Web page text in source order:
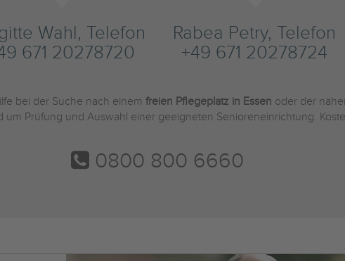
Wahl, Telefon
671 20278720
Rabea Petry, Telefon
+49 671 20278724
bei der Suche nach einem freien Pflegeplatz in Essen oder der
um Prüfung und Auswahl einer geeigneten Senioreneinrichtung.
0800 800 6660